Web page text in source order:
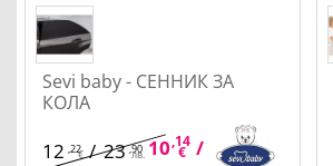
Sevi baby - СЕННИК ЗА
КОЛА
12 ,22€/23 ,90
лв. 10,14
€ / 19,84
лв.